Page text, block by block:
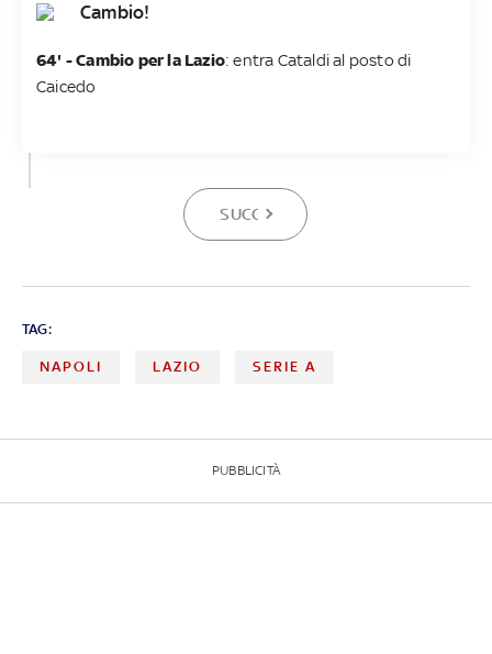
Cambio!
64' - Cambio per la Lazio: entra Cataldi al posto di
Caicedo
SUCCESSIVA
TAG:
NAPOLI LAZIO SERIE A
PUBBLICITÀ